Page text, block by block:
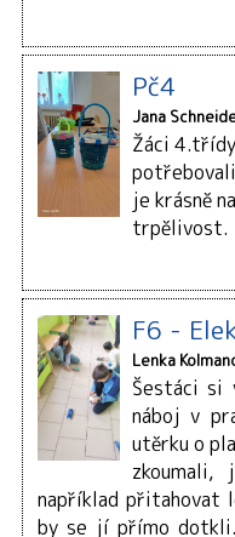
Pč4
Jana
Žáci
je krásně
trpělivost.
F6 -
Lenka
Šestáci si
náboj v
utěrku o
zkoumali,
například přitahovat
by se jí přímo